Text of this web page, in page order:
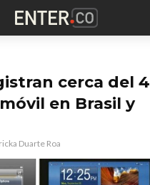
cerca del
en Brasil y
Duarte Roa